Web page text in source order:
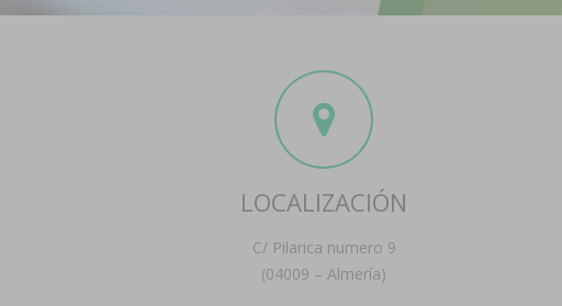
LOCALIZACIÓN
C/ Pilarica numero 9
(04009 – Almería)